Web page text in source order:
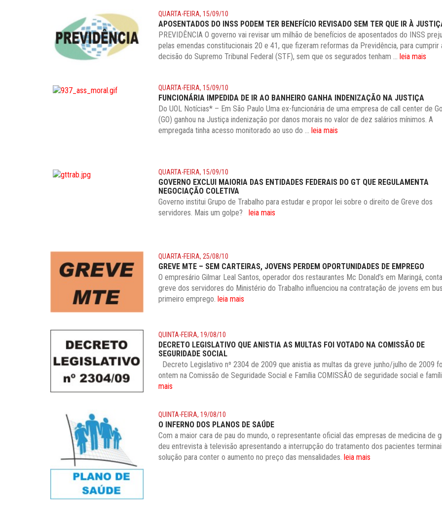
QUARTA-FEIRA, 15/09/10
APOSENTADOS DO INSS PODEM TER BENEFÍCIO REVISADO SEM TER QUE IR À
PREVIDÊNCIA O governo vai revisar um milhão de benefícios de aposentados do INSS
pelas emendas constitucionais 20 e 41, que fizeram reformas da Previdência, para cumprir
decisão do Supremo Tribunal Federal (STF), sem que os segurados tenham ... leia mais
QUARTA-FEIRA, 15/09/10
FUNCIONÁRIA IMPEDIDA DE IR AO BANHEIRO GANHA INDENIZAÇÃO NA JUSTIÇA
Do UOL Notícias* – Em São Paulo Uma ex-funcionária de uma empresa de call center de
(GO) ganhou na Justiça indenização por danos morais no valor de dez salários mínimos. A
empregada tinha acesso monitorado ao uso do ...leia mais
QUARTA-FEIRA, 15/09/10
GOVERNO EXCLUI MAIORIA DAS ENTIDADES FEDERAIS DO GT QUE REGULAMENTA
NEGOCIAÇÃO COLETIVA
Governo institui Grupo de Trabalho para estudar e propor lei sobre o direito de Greve dos
servidores. Mais um golpe?leia mais
QUARTA-FEIRA, 25/08/10
GREVE MTE – SEM CARTEIRAS, JOVENS PERDEM OPORTUNIDADES DE EMPREGO
O empresário Gilmar Leal Santos, operador dos restaurantes Mc Donald’s em Maringá,
greve dos servidores do Ministério do Trabalho influenciou na contratação de jovens em
primeiro emprego.leia mais
QUINTA-FEIRA, 19/08/10
DECRETO LEGISLATIVO QUE ANISTIA AS MULTAS FOI VOTADO NA COMISSÃO DE
SEGURIDADE SOCIAL
Decreto Legislativo nº 2304 de 2009 que anistia as multas da greve junho/julho de 2009
ontem na Comissão de Seguridade Social e Família COMISSÃO de seguridade social e
mais
QUINTA-FEIRA, 19/08/10
O INFERNO DOS PLANOS DE SAÚDE
Com a maior cara de pau do mundo, o representante oficial das empresas de medicina de
deu entrevista à televisão apresentando a interrupção do tratamento dos pacientes
solução para conter o aumento no preço das mensalidades.leia mais